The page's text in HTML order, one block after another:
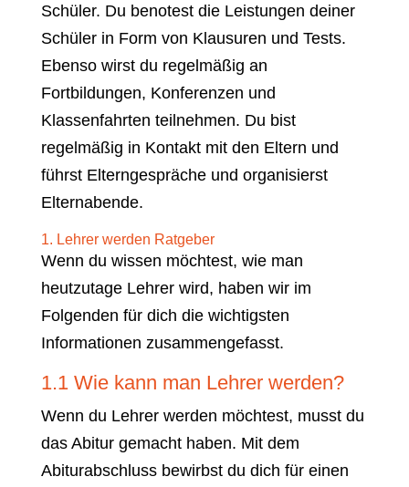
Schüler. Du benotest die Leistungen deiner
Schüler in Form von Klausuren und Tests.
Ebenso wirst du regelmäßig an
Fortbildungen, Konferenzen und
Klassenfahrten teilnehmen. Du bist
regelmäßig in Kontakt mit den Eltern und
führst Elterngespräche und organisierst
Elternabende.
1. Lehrer werden Ratgeber
Wenn du wissen möchtest, wie man
heutzutage Lehrer wird, haben wir im
Folgenden für dich die wichtigsten
Informationen zusammengefasst.
1.1 Wie kann man Lehrer werden?
Wenn du Lehrer werden möchtest, musst du
das Abitur gemacht haben. Mit dem
Abiturabschluss bewirbst du dich für einen